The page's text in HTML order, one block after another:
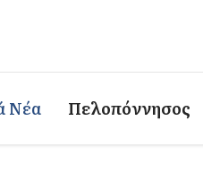
Νέα Πελοπόννησος